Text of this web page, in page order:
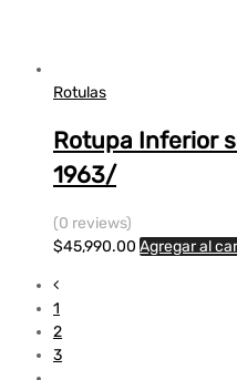
Rotulas
Rotupa Inferior
1963/
(0 reviews)
$45,990.00 Agregar al
1
2
3